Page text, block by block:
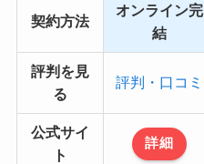
契約方法
オンライン完
結
評判を見
る
評判・口コミ
公式サイ
ト
詳細